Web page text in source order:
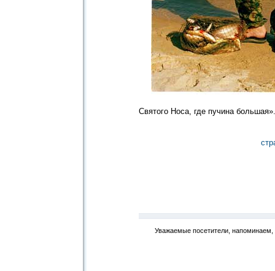
Святого Носа, где пучина большая».
Уважаемые посетители, напоминаем,